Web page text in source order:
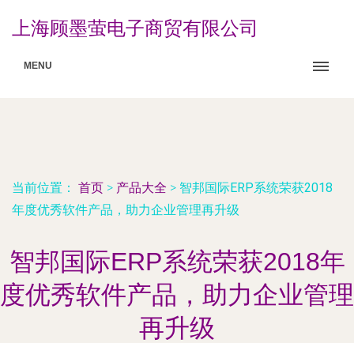
上海顾墨萤电子商贸有限公司
MENU
当前位置： 首页 > 产品大全 > 智邦国际ERP系统荣获2018
年度优秀软件产品，助力企业管理再升级
智邦国际ERP系统荣获2018年
度优秀软件产品，助力企业管理
再升级